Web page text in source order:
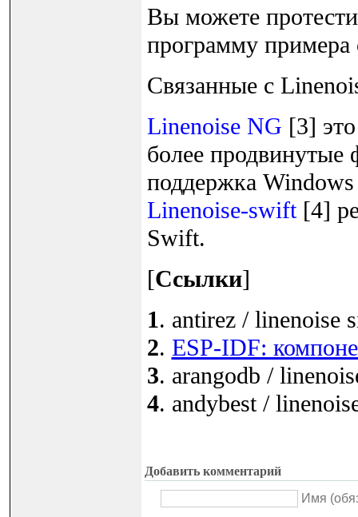
Вы можете
программу примера
Связанные с
Linenoise NG [3]
более продвинутые
поддержка
Linenoise-swift[4]
Swift.
[Ссылки]
1. antirez / linenoise
2. ESP-IDF:
3. arangodb /
4. andybest /
Добавить комментарий
Имя